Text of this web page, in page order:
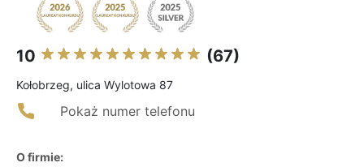
10 (67)
Kołobrzeg, ulica Wylotowa 87
Pokaż numer telefonu
O firmie: